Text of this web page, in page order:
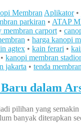
Membran Aplikator•
parkiran • ATAP
membran carport •
• harga kanopi
agtex • kain ferari •
• kanopi membran
jakarta • tenda
dalam
pilihan yang
banyak diterapkan